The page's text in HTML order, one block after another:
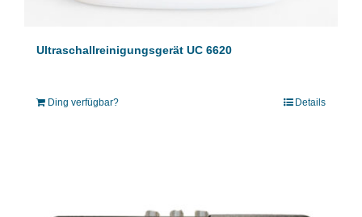
Ultraschallreinigungsgerät UC 6620
Ding verfügbar? Details